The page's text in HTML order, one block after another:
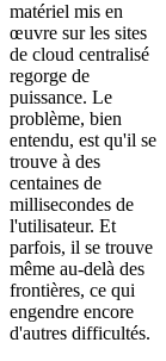
matériel mis en
œuvre sur les sites
de cloud centralisé
regorge de
puissance. Le
problème, bien
entendu, est qu'il se
trouve à des
centaines de
millisecondes de
l'utilisateur. Et
parfois, il se trouve
même au-delà des
frontières, ce qui
engendre encore
d'autres difficultés.